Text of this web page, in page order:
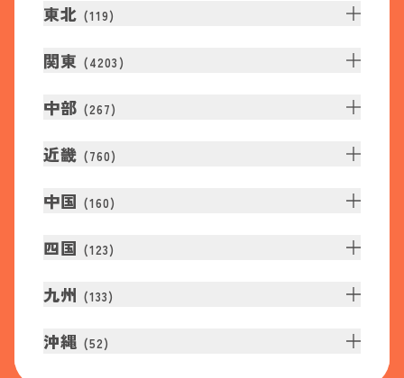
東北 (119)
関東 (4203 )
中部 (267)
近畿 (760)
中国 (160)
四国 (123)
九州 (133)
沖縄 (52)